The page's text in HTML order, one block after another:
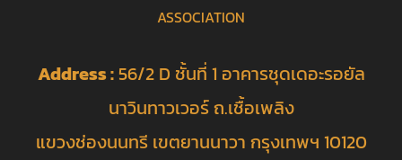
ASSOCIATION
Address :56/2 D ชั้นที่ 1 อาคารชุดเดอะรอยัล
นาวินทาวเวอร์ ถ.เชื้อเพลิง
แขวงช่องนนทรี เขตยานนาวา กรุงเทพฯ 10120